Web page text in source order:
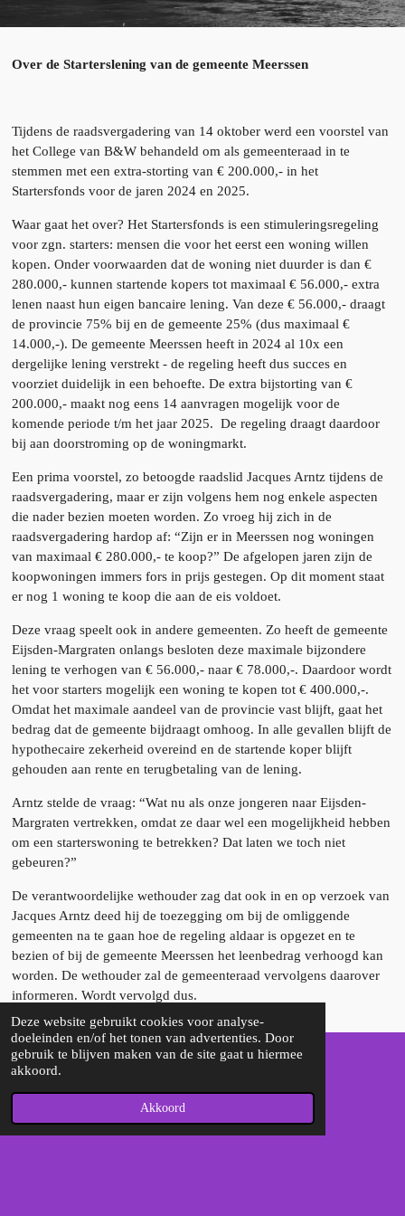
Deze website gebruikt cookies voor analyse-
doeleinden en/of het tonen van advertenties. Door
gebruik te blijven maken van de site gaat u hiermee
akkoord.
Akkoord
Over de Starterslening van de gemeente Meerssen
Tijdens de raadsvergadering van 14 oktober werd een voorstel van
het College van B&W behandeld om als gemeenteraad in te
stemmen met een extra-storting van € 200.000,- in het
Startersfonds voor de jaren 2024 en 2025.
Waar gaat het over? Het Startersfonds is een stimuleringsregeling
voor zgn. starters: mensen die voor het eerst een woning willen
kopen. Onder voorwaarden dat de woning niet duurder is dan €
280.000,- kunnen startende kopers tot maximaal € 56.000,- extra
lenen naast hun eigen bancaire lening. Van deze € 56.000,- draagt
de provincie 75% bij en de gemeente 25% (dus maximaal €
14.000,-). De gemeente Meerssen heeft in 2024 al 10x een
dergelijke lening verstrekt - de regeling heeft dus succes en
voorziet duidelijk in een behoefte. De extra bijstorting van €
200.000,- maakt nog eens 14 aanvragen mogelijk voor de
komende periode t/m het jaar 2025. De regeling draagt daardoor
bij aan doorstroming op de woningmarkt.
Een prima voorstel, zo betoogde raadslid Jacques Arntz tijdens de
raadsvergadering, maar er zijn volgens hem nog enkele aspecten
die nader bezien moeten worden. Zo vroeg hij zich in de
raadsvergadering hardop af: “Zijn er in Meerssen nog woningen
van maximaal € 280.000,- te koop?” De afgelopen jaren zijn de
koopwoningen immers fors in prijs gestegen. Op dit moment staat
er nog 1 woning te koop die aan de eis voldoet.
Deze vraag speelt ook in andere gemeenten. Zo heeft de gemeente
Eijsden-Margraten onlangs besloten deze maximale bijzondere
lening te verhogen van € 56.000,- naar € 78.000,-. Daardoor wordt
het voor starters mogelijk een woning te kopen tot € 400.000,-.
Omdat het maximale aandeel van de provincie vast blijft, gaat het
bedrag dat de gemeente bijdraagt omhoog. In alle gevallen blijft de
hypothecaire zekerheid overeind en de startende koper blijft
gehouden aan rente en terugbetaling van de lening.
Arntz stelde de vraag: “Wat nu als onze jongeren naar Eijsden-
Margraten vertrekken, omdat ze daar wel een mogelijkheid hebben
om een starterswoning te betrekken? Dat laten we toch niet
gebeuren?”
De verantwoordelijke wethouder zag dat ook in en op verzoek van
Jacques Arntz deed hij de toezegging om bij de omliggende
gemeenten na te gaan hoe de regeling aldaar is opgezet en te
bezien of bij de gemeente Meerssen het leenbedrag verhoogd kan
worden. De wethouder zal de gemeenteraad vervolgens daarover
informeren. Wordt vervolgd dus.
e